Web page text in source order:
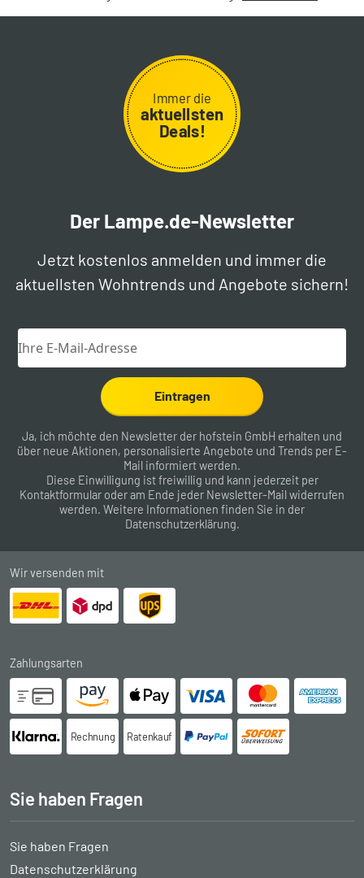
Immer die
aktuellsten
Deals!
Der Lampe.de-Newsletter
Jetzt kostenlos anmelden und immer die
aktuellsten Wohntrends und Angebote sichern!
Eintragen
Ja, ich möchte den Newsletter der hofstein GmbH erhalten und
über neue Aktionen, personalisierte Angebote und Trends per E-
Mail informiert werden.
Diese Einwilligung ist freiwillig und kann jederzeit per
Kontaktformular oder am Ende jeder Newsletter-Mail widerrufen
werden. Weitere Informationen finden Sie in der
Datenschutzerklärung.
Wir versenden mit
Zahlungsarten
Rechnung Ratenkauf
Sie haben Fragen
Sie haben Fragen
Datenschutzerklärung